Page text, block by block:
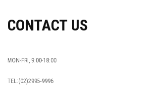
CONTACT US
MON-FRI, 9:00-18:00
TEL:(02)2995-9996